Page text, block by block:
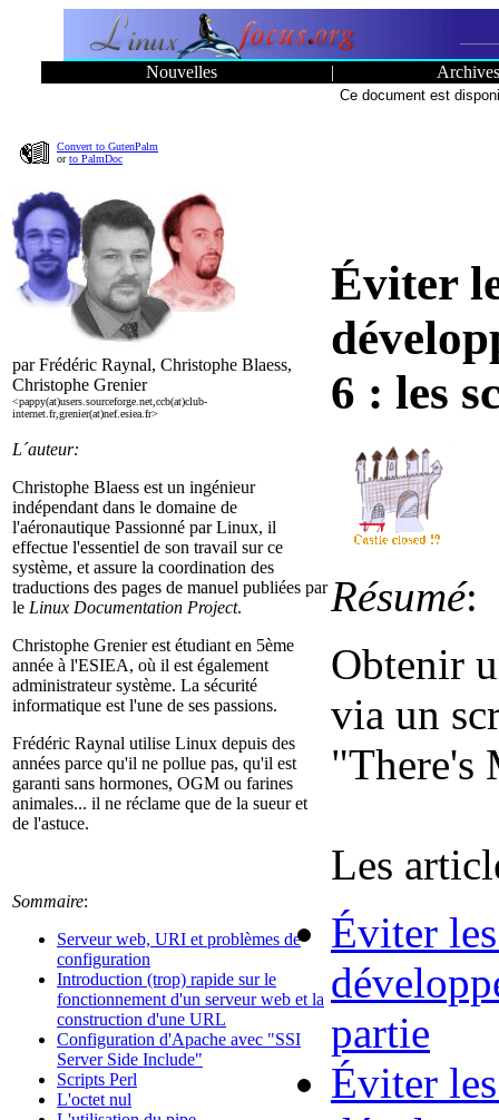
Nouvelles | Archives
Ce document est
Convert to GutenPalm
orto PalmDoc
par Frédéric Raynal, Christophe Blaess,
Christophe Grenier
<pappy(at)users.sourceforge.net,ccb(at)club-
internet.fr,grenier(at)nef.esiea.fr>
L´auteur:
Christophe Blaess est un ingénieur
indépendant dans le domaine de
l'aéronautique Passionné par Linux, il
effectue l'essentiel de son travail sur ce
système, et assure la coordination des
traductions des pages de manuel publiées par
le Linux Documentation Project.
Christophe Grenier est étudiant en 5ème
année à l'ESIEA, où il est également
administrateur système. La sécurité
informatique est l'une de ses passions.
Frédéric Raynal utilise Linux depuis des
années parce qu'il ne pollue pas, qu'il est
garanti sans hormones, OGM ou farines
animales... il ne réclame que de la sueur et
de l'astuce.
Sommaire:
Serveur web, URI et problèmes de
configuration
Introduction (trop) rapide sur le
fonctionnement d'un serveur web et la
construction d'une URL
Configuration d'Apache avec "SSI
Server Side Include"
Scripts Perl
L'octet nul
Éviter
6 : les
Résumé:
Obtenir
via un
"There's
Les
Éviter
partie
Éviter